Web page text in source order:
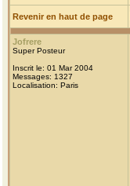
Revenir en haut de page
Jofrere
Super Posteur
Inscrit le: 01 Mar 2004
Messages: 1327
Localisation: Paris